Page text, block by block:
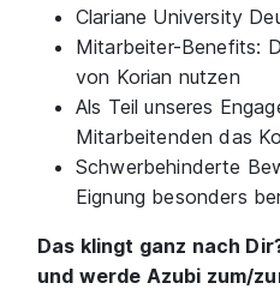
Clariane University
Mitarbeiter-Benefits:
von Korian nutzen
Als Teil unseres
Mitarbeitenden das
Schwerbehinderte
Eignung besonders
Das klingt ganz nach
und werde Azubi zum/